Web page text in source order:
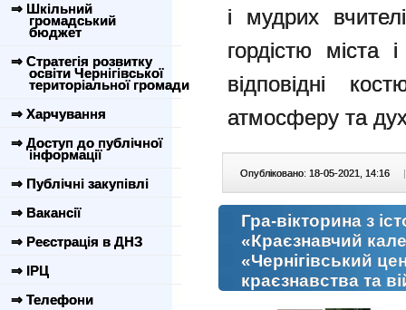
⇒ Шкільний
громадський
бюджет
⇒ Стратегія розвитку
освіти Чернігівської
територіальної громади
⇒ Харчування
⇒ Доступ до публічної
інформації
⇒ Публічні закупівлі
⇒ Вакансії
⇒ Реєстрація в ДНЗ
⇒ ІРЦ
⇒ Телефони
і мудрих
гордістю міста
відповідні
атмосферу та
Опубліковано: 18-05-2021, 14:16 |
Гра-вікторина з
«Краєзнавчий
«Чернігівський
краєзнавства та